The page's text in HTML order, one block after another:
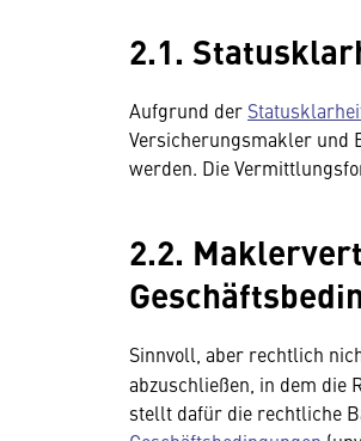
2.1.
Aufgrund der
Versicherungsmakler und
werden. Die
2.2.
Sinnvoll, aber rechtlich
abzuschließen, in dem die
stellt dafür die rechtliche